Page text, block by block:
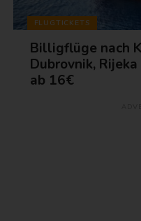
FLUGTICKETS
Billigflüge nach
Dubrovnik,
ab 16€